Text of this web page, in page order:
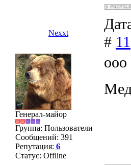
Nexxt
# 11
Генерал-майор
Группа: Пользователи
Сообщений: 391
Репутация: 6
Статус: Offline
ооо